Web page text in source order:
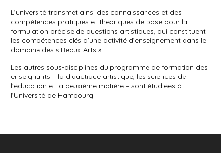
L’université transmet ainsi des connaissances et des
compétences pratiques et théoriques de base pour la
formulation précise de questions artistiques, qui constituent
les compétences clés d’une activité d’enseignement dans le
domaine des « Beaux-Arts ».
Les autres sous-disciplines du programme de formation des
enseignants – la didactique artistique, les sciences de
l’éducation et la deuxième matière – sont étudiées à
l’Université de Hambourg.